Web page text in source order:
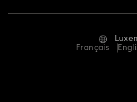
Reparaturstatus
Français